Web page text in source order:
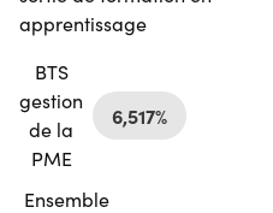
apprentissage
BTS
gestion
de la
PME
6,517%
Ensemble